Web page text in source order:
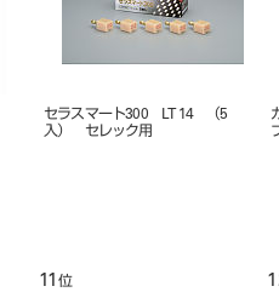
セラスマート300 LT 14 （5
入） セレック用
11位